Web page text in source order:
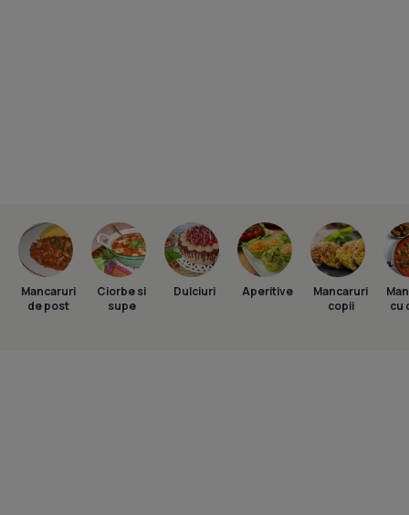
Mancaruri
de post
Ciorbe si
supe
Dulciuri Aperitive
Mancaruri
copii
cu